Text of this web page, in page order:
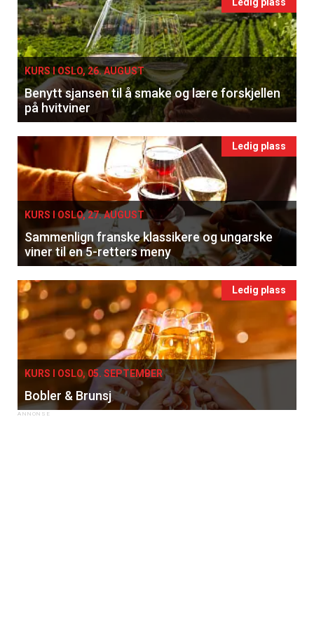
KURS I OSLO, 26. AUGUST
Benytt sjansen til å smake og lære forskjellen
på hvitviner
Ledig plass
KURS I OSLO, 27. AUGUST
Sammenlign franske klassikere og ungarske
viner til en 5-retters meny
Ledig plass
KURS I OSLO, 05. SEPTEMBER
Bobler & Brunsj